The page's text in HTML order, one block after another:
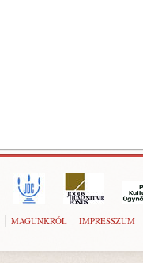
MAGUNKRÓL IMPRESSZUM